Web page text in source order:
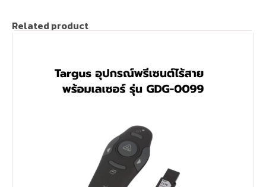
Related product